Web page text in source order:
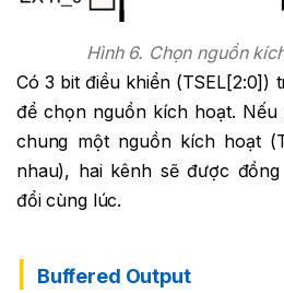
Hình 6. Chọn nguồn
Có 3 bit điều khiển (TSEL[2:0])
để chọn nguồn kích hoạt. Nếu
chung một nguồn kích hoạt
nhau), hai kênh sẽ được
đổi cùng lúc.
Buffered Output